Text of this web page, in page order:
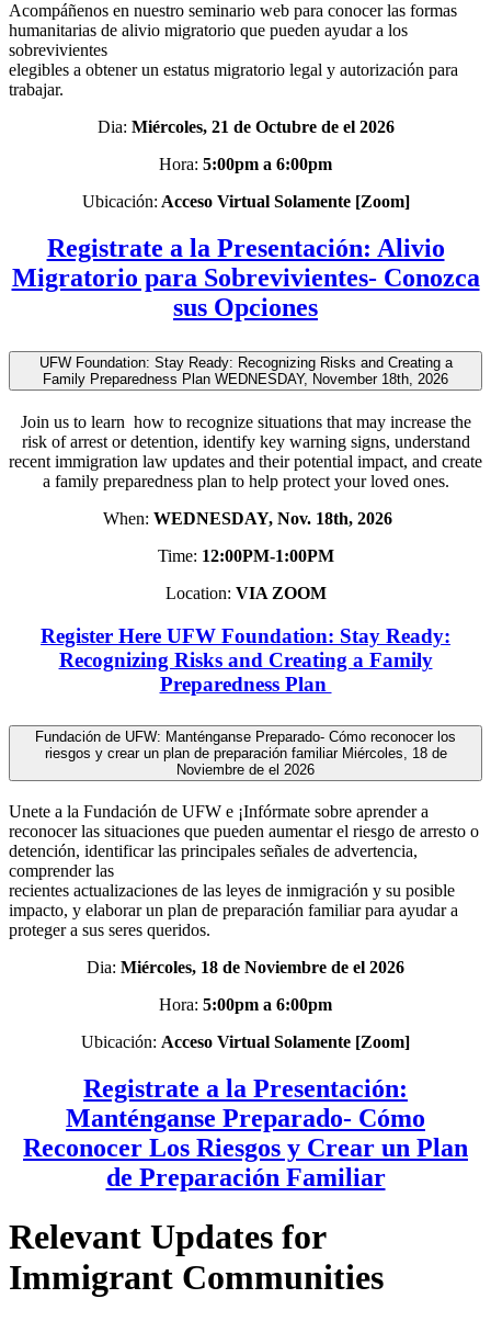
Acompáñenos en nuestro seminario web para conocer las formas
humanitarias de alivio migratorio que pueden ayudar a los
sobrevivientes
elegibles a obtener un estatus migratorio legal y autorización para
trabajar.
Dia: Miércoles, 21 de Octubre de el 2026
Hora: 5:00pm a 6:00pm
Ubicación: Acceso Virtual Solamente [Zoom]
Registrate a la Presentación: Alivio
Migratorio para Sobrevivientes- Conozca
sus Opciones
UFW Foundation: Stay Ready: Recognizing Risks and Creating a
Family Preparedness Plan WEDNESDAY, November 18th, 2026
Join us to learn how to recognize situations that may increase the
risk of arrest or detention, identify key warning signs, understand
recent immigration law updates and their potential impact, and create
a family preparedness plan to help protect your loved ones.
When: WEDNESDAY, Nov. 18th, 2026
Time: 12:00PM-1:00PM
Location: VIA ZOOM
Register Here UFW Foundation: Stay Ready:
Recognizing Risks and Creating a Family
Preparedness Plan
Fundación de UFW: Manténganse Preparado- Cómo reconocer los
riesgos y crear un plan de preparación familiar Miércoles, 18 de
Noviembre de el 2026
Unete a la Fundación de UFW e ¡Infórmate sobre aprender a
reconocer las situaciones que pueden aumentar el riesgo de arresto o
detención, identificar las principales señales de advertencia,
comprender las
recientes actualizaciones de las leyes de inmigración y su posible
impacto, y elaborar un plan de preparación familiar para ayudar a
proteger a sus seres queridos.
Dia: Miércoles, 18 de Noviembre de el 2026
Hora: 5:00pm a 6:00pm
Ubicación: Acceso Virtual Solamente [Zoom]
Registrate a la Presentación:
Manténganse Preparado- Cómo
Reconocer Los Riesgos y Crear un Plan
de Preparación Familiar
Relevant Updates for
Immigrant Communities